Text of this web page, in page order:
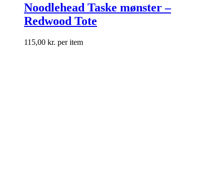
Noodlehead Taske mønster –
Redwood Tote
115,00 kr. per item